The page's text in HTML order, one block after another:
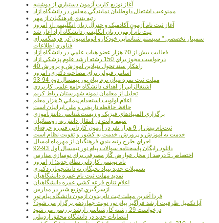
آغاز توزيع کارت آزمون دستياري از دوشنبه
ممنوعيت اشتغال داوطلبان نمايندگي مجلس در دانشگاه آزاد
رتبه بندي فرهنگيان از مهر
آغاز ثبت نام آزمون آکادميک و جنرال زبان انگليسي از امروز
ثبت نام آزمون زبان انگليسي دانشگاه آزاد آغاز شد
سمينار تخصصي " سيستم شناسايي خودکارو اتوماسيون"در فرهنگسراي
فناوري اطلاعات
فعاليت بيش از 70 هزار عضو هيات علمي در دانشگاه آزاد
درخواست مجوز براي 150 رشته ارشد علوم پزشکي آزاد
40 راهکار سند تحول بنيادين آموزش و پرورش
اسامي قبولي براي مصاحبه دکتري، امروز
مهلت ثبت نمره میان ترم پیام نور نیمسال دوم 94-93
اشتغالزايي از اهداف دانشگاه جامع علمي کاربردي
تجليل از معلمان نمونه شهرستان رباط کريم
اعلام اولويت استخدام پيماني 5 هزار معلم
حافظ حافظه تاريخي و ملي ايرانيان است
برگزاري المپيادهاي فيزيک و زيست‌شناسي دانش‌آموزي
سهم وانت در انتقال دانش به روستائيان
ثبت‌نام بيش از 9 هزار نفر در آزمون کارداني فني و حرفه‌اي
خدمت به آموزش و پرورش، خدمت به کشور و تقويت نظام است
اجراي طرح رتبه بندي فرهنگيان از مهرماه امسال
دانلود رایگان پاسخنامه سوالات پیام نور نیمسال اول 93-92
اختصاص 5 درصد از محل عوارض گاز مصرفي براي نوسازي مدارس
نام نويسي کارداني نظام جديد؛ از امروز
تسهيلات جديد بنياد نخبگان به دانشجويان دکتري
تمديد مهلت ثبت نام عمره دانشگاهيان
اعلام نتايج قرعه کشي عمره دانشگاهيان
ازسرگيري توزيع شير در مدارس
فردا آخرین مهلت ثبت نام بدون آزمون دانشگاه پیام نور
آیا تکمیل ظرفیت ارشد فراگیر پیام نور نوبت چهاردهم برگزار می شود؟
درخواست 29 رشته کارشناسي ارشد بررسي مي شود
انتصابات جديد در دانشگاه محقق اردبيلي